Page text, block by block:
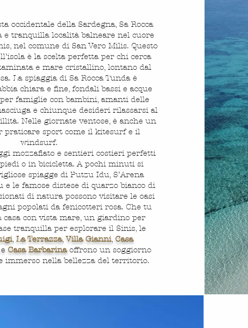
occidentale della Sardegna, Sa Rocca
e tranquilla località balneare nel cuore
nel comune di San Vero Milis. Questo
è la scelta perfetta per chi cerca
e mare cristallino, lontano dal
La spiaggia di Sa Rocca Tunda è
chiara e fine, fondali bassi e acque
famiglie con bambini, amanti delle
e chiunque desideri rilassarsi al
Nelle giornate ventose, è anche un
praticare sport come il kitesurf e il
windsurf.
mozzafiato e sentieri costieri perfetti
o in bicicletta. A pochi minuti si
spiagge di Putzu Idu, S’Arena
e le famose distese di quarzo bianco di
di natura possono visitare le oasi
popolati da fenicotteri rosa.Che tu
casa con vista mare, un giardino per
tranquilla per esplorare il Sinis, le
, La Terrazza,Villa Gianni, Casa
e Casa Barbarina offrono un soggiorno
immerso nella bellezza del territorio.